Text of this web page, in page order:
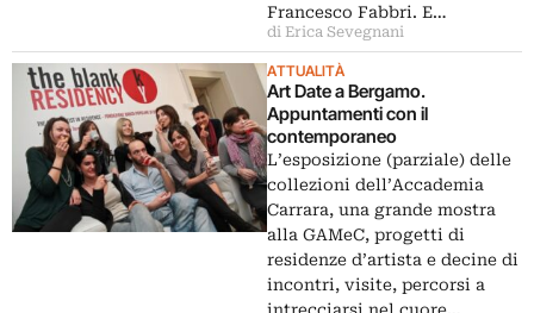
Francesco Fabbri. E…
di Erica Sevegnani
ATTUALITÀ
Art Date a Bergamo.
Appuntamenti con il
contemporaneo
L’esposizione (parziale) delle
collezioni dell’Accademia
Carrara, una grande mostra
alla GAMeC, progetti di
residenze d’artista e decine di
incontri, visite, percorsi a
intrecciarsi nel cuore…